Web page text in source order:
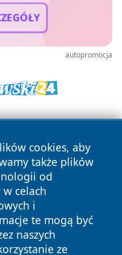
autopromocja
cookies, aby
także plików
od
celach
i
te mogą być
naszych
ze
Wszystkie prawa
Polityka